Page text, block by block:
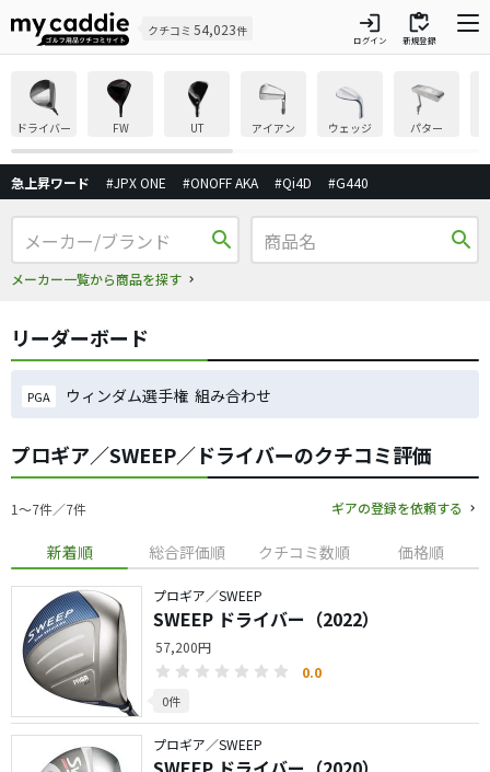
クチコミ 54,023件 login
ログイン
inventory
新規登録
ドライバー FW UT アイアン ウェッジ パター
急上昇ワード #JPX ONE #ONOFF AKA #Qi4D #G440
search
メーカー一覧から商品を探す
search
リーダーボード
PGA ウィンダム選手権 組み合わせ
プロギア／SWEEP／ドライバーのクチコミ評価
1〜7件／7件 ギアの登録を依頼する
新着順 総合評価順 クチコミ数順 価格順
プロギア／SWEEP
SWEEP ドライバー（2022）
57,200円
0.0
0件
プロギア／SWEEP